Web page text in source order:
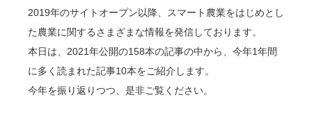
2019年のサイトオープン以降、スマート農業をはじめとし
た農業に関するさまざまな情報を発信しております。
本日は、2021年公開の158本の記事の中から、今年1年間
に多く読まれた記事10本をご紹介します。
今年を振り返りつつ、是非ご覧ください。